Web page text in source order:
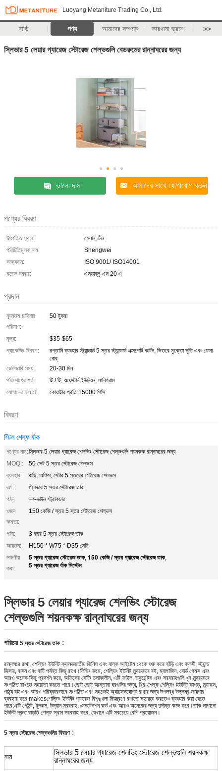
Luoyang Metaniture Trading Co., Ltd.
বাড়ি পণ্য আমাদের সম্পর্কে কারখানা ভ্রমণ >>
স্লিভার 5 লেয়ার গ্যারেজ স্টোরেজ শেল্ভগুলি বেডরুমের রান্নাঘরের জন্য
ভালো দাম আমাদের সাথে যোগাযোগ করুন
পণ্যের বিবরণ
উৎপত্তি স্থল:
হেনান, চীন
পরিচিতিমুলক নাম:
Shengwei
সাক্ষ্যদান:
ISO 9001/ ISO14001
মডেল নম্বার:
এসডাব্লু-এস 20 এ
প্রদান
ন্যূনতম চাহিদার
পরিমাণ:
50 টুকরা
মূল্য:
$35-$65
প্যাকেজিং বিবরণ:
রপ্তানি ব্যবহার স্ট্যান্ডার্ড 5 স্তর স্ট্যান্ডার্ড এক্সপোর্ট কার্টন, ভিতরে মুক্তো সুতি এবং ফেনা
বোর্
ডেলিভারি সময়:
20-30 দিন
পরিশোধের শর্ত:
টি / টি, ওয়েস্টার্ন ইউনিয়ন, মানিগ্রাম
যোগানের ক্ষমতা:
কোয়াটার প্রতি 15000 পিসি
বিবরণ
স্টিল শেল্ফ র্যাক
পণ্যের নাম:স্লিভার 5 লেয়ার গ্যারেজ শেলভিং স্টোরেজ শেল্ভগুলি শয়নকক্ষ রান্নাঘরের জন্য
MOQ::
50 সেট 5 স্তর স্টোরেজ শেল্ভস
ব্যবহার:
বাড়ি, অফিস, স্টোর 5 স্তরের স্টোরেজ শেল্ভস
রঙ:
স্লিভার 5 স্তর স্টোরেজ তাক
গঠন:
নক-ডাউন স্ট্রাকচার
ওজন
ক্ষমতা:
150 কেজি / স্তর 5 স্তর স্টোরেজ শেল্ভস
পাটা:
3 বছর 5 স্তর স্টোরেজ তাক
আয়তন:
H150 * W75 * D35 সেমি
লক্ষণীয়
করা:
5 স্তর গ্যারেজ স্টোরেজ তাক, 150 কেজি / স্তর গ্যারেজ স্টোরেজ তাক,
5 স্তর গ্যারেজ র্যাক সিস্টেম
স্লিভার 5 লেয়ার গ্যারেজ শেলভিং স্টোরেজ
শেল্ভগুলি শয়নকক্ষ রান্নাঘরের জন্য
পরিচয় 5 স্তর স্টোরেজ তাক :
রান্নাঘরে রাখা, শেল্ভিং ইউনিট ক্যানডজাতীয় জিনিস এবং বাল্ক আইটেম থেকে শুরু করে হাঁড়ি এবং কলসী, স্ট্যান্ড
মিক্সার, বাসন এবং বাটি পর্যন্ত কিছু রাখে।লিভিং রুমে, শেল্ভিং ইউনিট সুন্দরভাবে বই, ম্যাগাজিন, বোর্ড গেমস এবং
আরও অনেক কিছু প্রদর্শন করে, অফিসের সেটিং চলাকালীন, এটি ফাইল, ডকুমেন্টস এবং সরবরাহগুলি খুব সুন্দরভাবে
সংগঠিত রাখতে সহায়তা করতে পারে।ছোট ছোট আস্তানা ঘরগুলির জন্য, থ্রি-শেল্ফ শেল্ফিং ইউনিট কাপড়, স্ন্যাকস,
পাঠ্য বই এবং আরও পরিষ্কারভাবে সংগঠিত এবং সহজেই অ্যাক্সেসযোগ্য রাখার জন্য উপলব্ধ উল্লম্ব জায়গার
ব্যবহার করে makesশেল্ভিং ইউনিট গ্যারেজ বিশৃঙ্খলা নিয়ন্ত্রণে রাখতে সহায়তা করতেও ব্যবহার করা যেতে
পারে;এটি পেইন্ট, টুলবক্স, উদ্যান সরবরাহ, এক্সটেনশন কর্ড এবং আরও অনেকের জন্য দুর্দান্ত কাজ করে।তাক লাগানো
ইউনিট দ্রুত বাড়তি শেল্ফ স্থান সরবরাহ করে, যেখানে এটি সবচেয়ে বেশি প্রয়োজন।
5 স্তর স্টোরেজ শেল্ভগুলির বিবরণ :
নাম
স্লিভার 5 লেয়ার গ্যারেজ শেলভিং স্টোরেজ শেল্ভগুলি শয়নকক্ষ
রান্নাঘরের জন্য